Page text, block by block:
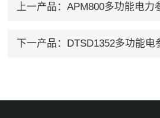
上一产品： APM800多功能电力
下一产品： DTSD1352多功能电